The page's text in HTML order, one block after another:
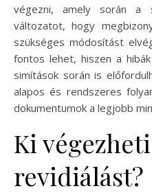
végezni, amely során a
változatot, hogy
szükséges módosítást
fontos lehet, hiszen a
simítások során is
alapos és rendszeres
dokumentumok a legjobb
Ki
revidiálást?